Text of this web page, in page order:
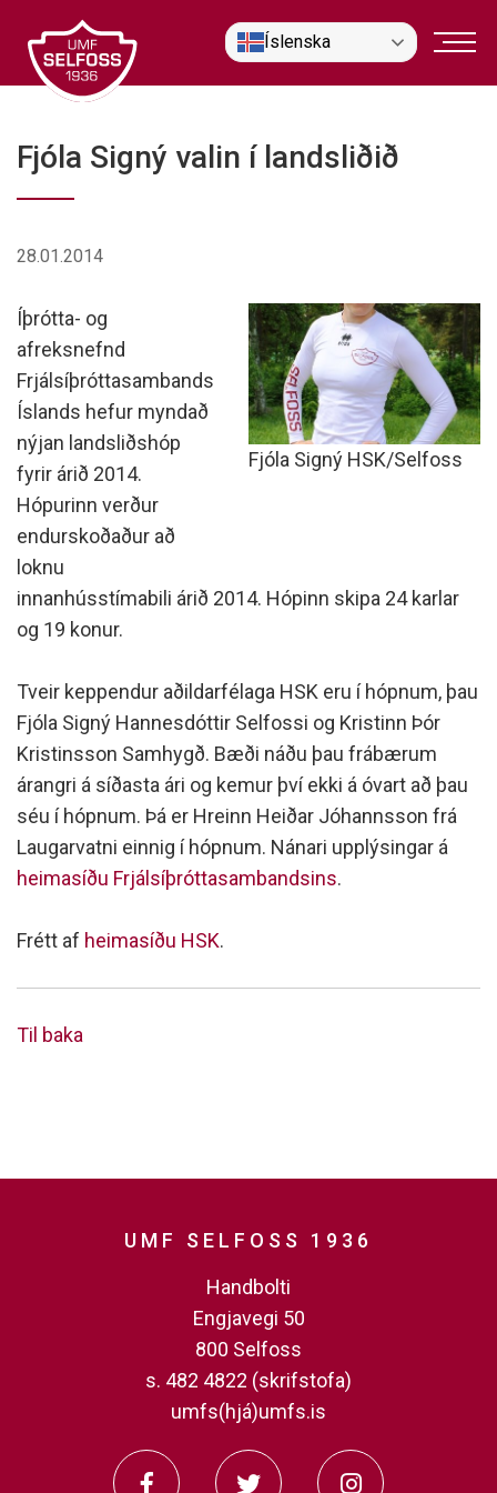
efni
Íslenska
Fjóla Signý valin í landsliðið
28.01.2014
Fjóla Signý HSK/Selfoss
Íþrótta- og
afreksnefnd
Frjálsíþróttasambands
Íslands hefur myndað
nýjan landsliðshóp
fyrir árið 2014.
Hópurinn verður
endurskoðaður að
loknu
innanhússtímabili árið 2014. Hópinn skipa 24 karlar
og 19 konur.
Tveir keppendur aðildarfélaga HSK eru í hópnum, þau
Fjóla Signý Hannesdóttir Selfossi og Kristinn Þór
Kristinsson Samhygð. Bæði náðu þau frábærum
árangri á síðasta ári og kemur því ekki á óvart að þau
séu í hópnum. Þá er Hreinn Heiðar Jóhannsson frá
Laugarvatni einnig í hópnum. Nánari upplýsingar á
heimasíðu Frjálsíþróttasambandsins.
Frétt af heimasíðu HSK.
Til baka
UMF SELFOSS 1936
Handbolti
Engjavegi 50
800 Selfoss
s. 482 4822 (skrifstofa)
umfs(hjá)umfs.is